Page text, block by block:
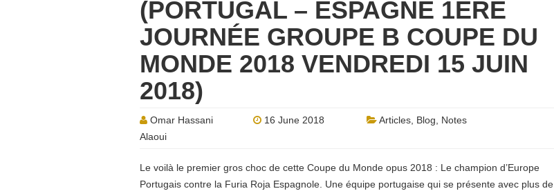
(PORTUGAL – ESPAGNE 1ÈRE
JOURNÉE GROUPE B COUPE DU
MONDE 2018 VENDREDI 15 JUIN
2018)
Omar Hassani
Alaoui
16 June 2018 Articles Blog Notes
Le voilà le premier gros choc de cette Coupe du Monde opus 2018 : Le champion d’Europe
Portugais contre la Furia Roja Espagnole. Une équipe portugaise qui se présente avec plus de